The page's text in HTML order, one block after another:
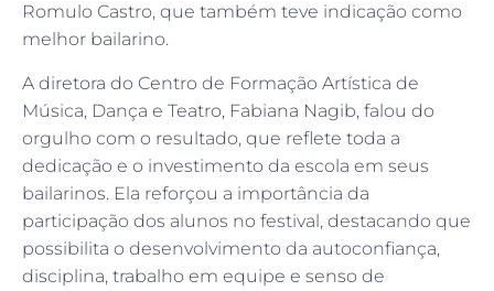
Romulo Castro, que também teve indicação como
melhor bailarino.
A diretora do Centro de Formação Artística de
Música, Dança e Teatro, Fabiana Nagib, falou do
orgulho com o resultado, que reflete toda a
dedicação e o investimento da escola em seus
bailarinos. Ela reforçou a importância da
participação dos alunos no festival, destacando que
possibilita o desenvolvimento da autoconfiança,
disciplina, trabalho em equipe e senso de